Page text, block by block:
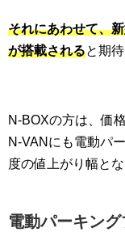
それにあわせて、
が搭載されると期
N-BOXの方は、価
N-VANにも電動パ
度の値上がり幅とな
電動パーキン